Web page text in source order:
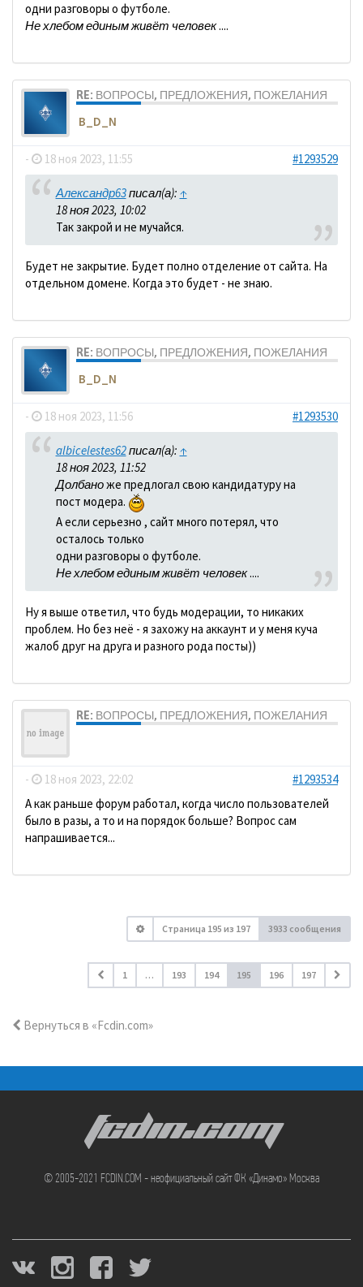
одни разговоры о футболе.
Не хлебом единым живёт человек....
RE: ВОПРОСЫ, ПРЕДЛОЖЕНИЯ, ПОЖЕЛАНИЯ
B_D_N
- 18 ноя 2023, 11:55 #1293529
Александр63писал(а): ↑
18 ноя 2023, 10:02
Так закрой и не мучайся.
Будет не закрытие. Будет полно отделение от сайта. На
отдельном домене. Когда это будет - не знаю.
RE: ВОПРОСЫ, ПРЕДЛОЖЕНИЯ, ПОЖЕЛАНИЯ
B_D_N
- 18 ноя 2023, 11:56 #1293530
albicelestes62писал(а): ↑
18 ноя 2023, 11:52
Долбаноже предлогал свою кандидатуру на
пост модера.
А если серьезно , сайт много потерял, что
осталось только
одни разговоры о футболе.
Не хлебом единым живёт человек....
Ну я выше ответил, что будь модерации, то никаких
проблем. Но без неё - я захожу на аккаунт и у меня куча
жалоб друг на друга и разного рода посты))
RE: ВОПРОСЫ, ПРЕДЛОЖЕНИЯ, ПОЖЕЛАНИЯ
- 18 ноя 2023, 22:02
#1293534
А как раньше форум работал, когда число пользователей
было в разы, а то и на порядок больше? Вопрос сам
напрашивается...
Страница 195 из 197 3933 сообщения
1 … 193 194 195 196 197
Вернуться в «Fcdin.com»
FCDIN.COM
© 2005-2021 FCDIN.COM - неофициальный сайт ФК «Динамо» Москва